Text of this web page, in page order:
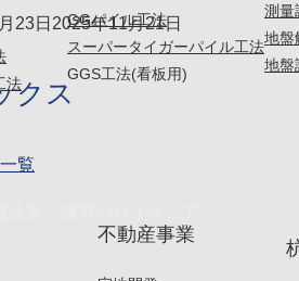
法
GGパイル工法
スーパータイガーパイル工法
GGS工法(看板用)
測量
地盤
地盤
不動産事業
23日 2025年11月21日
クス
覧